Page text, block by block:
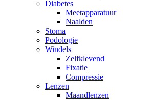
Diabetes
Meetapparatuur
Naalden
Stoma
Podologie
Windels
Zelfklevend
Fixatie
Compressie
Lenzen
Maandlenzen